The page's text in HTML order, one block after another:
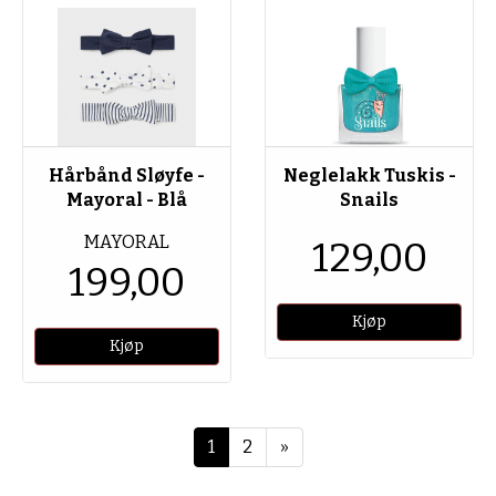
Hårbånd Sløyfe -
Mayoral - Blå
MAYORAL
199,00
Neglelakk Tuskis -
Snails
129,00
1 2 »Neste